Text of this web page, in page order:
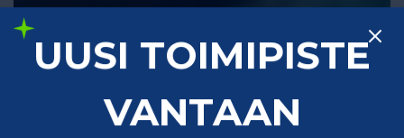
Varaa aika
UUSI TOIMIPISTE
VANTAAN